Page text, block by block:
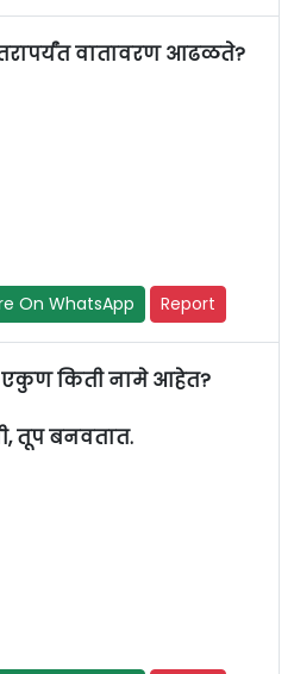
वातावरण आढळते?
On WhatsApp Report
एकुण किती नामे आहेत?
तूप बनवतात.